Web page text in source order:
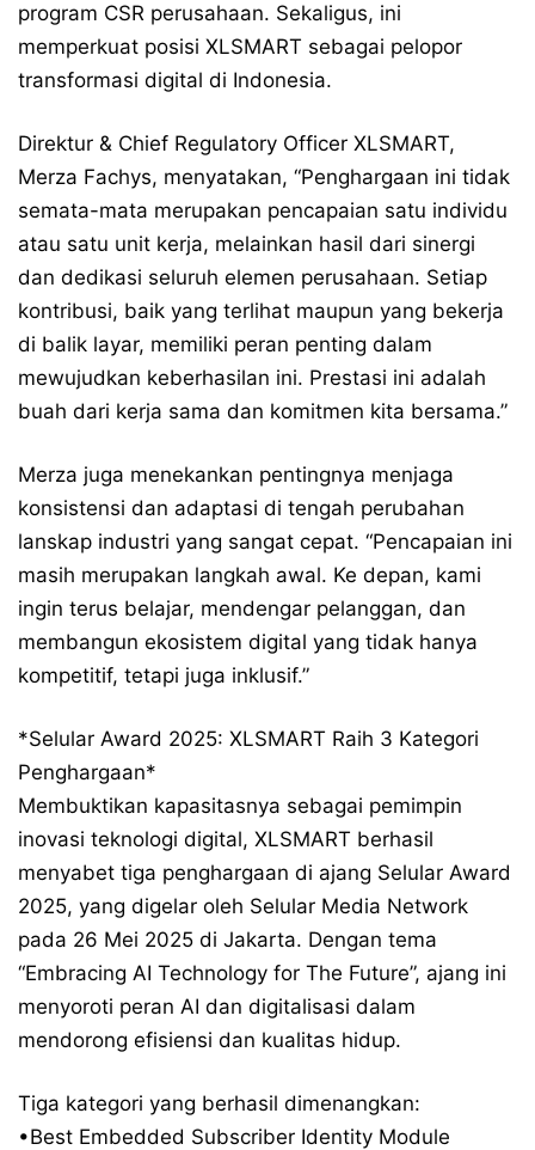
program CSR perusahaan. Sekaligus, ini
memperkuat posisi XLSMART sebagai pelopor
transformasi digital di Indonesia.
Direktur & Chief Regulatory Officer XLSMART,
Merza Fachys, menyatakan, “Penghargaan ini tidak
semata-mata merupakan pencapaian satu individu
atau satu unit kerja, melainkan hasil dari sinergi
dan dedikasi seluruh elemen perusahaan. Setiap
kontribusi, baik yang terlihat maupun yang bekerja
di balik layar, memiliki peran penting dalam
mewujudkan keberhasilan ini. Prestasi ini adalah
buah dari kerja sama dan komitmen kita bersama.”
Merza juga menekankan pentingnya menjaga
konsistensi dan adaptasi di tengah perubahan
lanskap industri yang sangat cepat. “Pencapaian ini
masih merupakan langkah awal. Ke depan, kami
ingin terus belajar, mendengar pelanggan, dan
membangun ekosistem digital yang tidak hanya
kompetitif, tetapi juga inklusif.”
*Selular Award 2025: XLSMART Raih 3 Kategori
Penghargaan*
Membuktikan kapasitasnya sebagai pemimpin
inovasi teknologi digital, XLSMART berhasil
menyabet tiga penghargaan di ajang Selular Award
2025, yang digelar oleh Selular Media Network
pada 26 Mei 2025 di Jakarta. Dengan tema
“Embracing AI Technology for The Future”, ajang ini
menyoroti peran AI dan digitalisasi dalam
mendorong efisiensi dan kualitas hidup.
Tiga kategori yang berhasil dimenangkan:
•Best Embedded Subscriber Identity Module